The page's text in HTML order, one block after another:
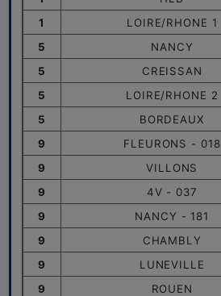
1
LOIRE/RHONE 1
5
NANCY
5
CREISSAN
5
LOIRE/RHONE 2
5
BORDEAUX
9
FLEURONS - 018
9
VILLONS
9
4V - 037
9
NANCY - 181
9
CHAMBLY
9
LUNEVILLE
9
ROUEN